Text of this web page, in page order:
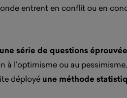
entrent en conflit ou en
série de questions
à l’optimisme ou au
déployé une méthode